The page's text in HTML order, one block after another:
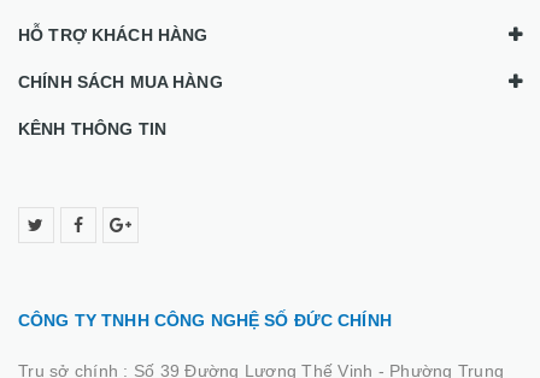
HỖ TRỢ KHÁCH HÀNG
CHÍNH SÁCH MUA HÀNG
KÊNH THÔNG TIN
CÔNG TY TNHH CÔNG NGHỆ SỐ ĐỨC CHÍNH
Trụ sở chính : Số 39 Đường Lương Thế Vinh - Phường Trung